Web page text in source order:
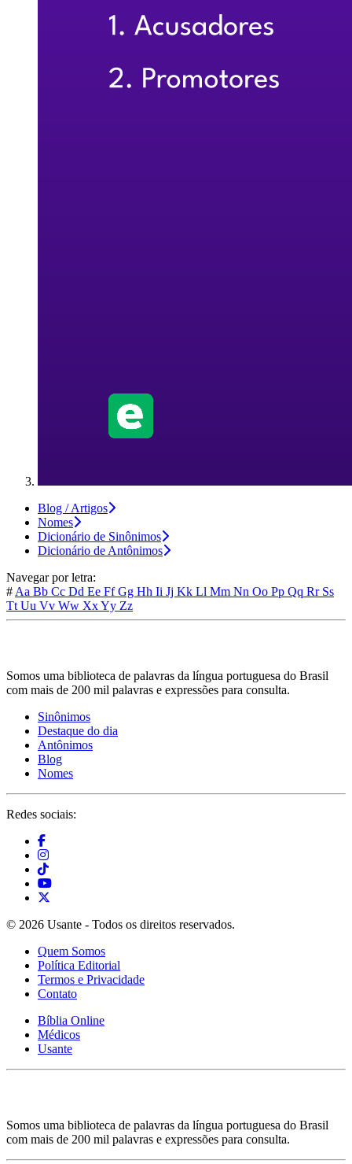
Blog / Artigos
Nomes
Dicionário de Sinônimos
Dicionário de Antônimos
Navegar por letra:
# Aa Bb Cc Dd Ee FfGg Hh Ii Jj Kk Ll Mm Nn Oo Pp Qq Rr Ss
Tt Uu Vv Ww XxYy Zz
Somos uma biblioteca de palavras da língua portuguesa do Brasil
com mais de 200 mil palavras e expressões para consulta.
Sinônimos
Destaque do dia
Antônimos
Blog
Nomes
Redes sociais:
© 2026 Usante - Todos os direitos reservados.
Quem Somos
Política Editorial
Termos e Privacidade
Contato
Bíblia Online
Médicos
Usante
Somos uma biblioteca de palavras da língua portuguesa do Brasil
com mais de 200 mil palavras e expressões para consulta.